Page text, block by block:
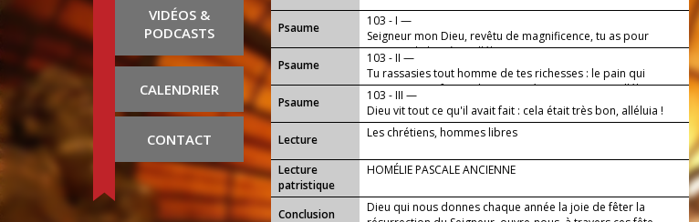
VIDÉOS &
PODCASTS
CALENDRIER
CONTACT
Psaume
103 - I —
Seigneur mon Dieu, revêtu de magnificence, tu as pour
manteau la lumière, alléluia !
Psaume
103 - II —
Tu rassasies tout homme de tes richesses : le pain qui
entretient ses forces, le vin qui réjouit son cœur, alléluia !
Psaume
103 - III —
Dieu vit tout ce qu'il avait fait : cela était très bon, alléluia !
Lecture
Les chrétiens, hommes libres
Lecture
patristique
HOMÉLIE PASCALE ANCIENNE
Conclusion
Dieu qui nous donnes chaque année la joie de fêter la